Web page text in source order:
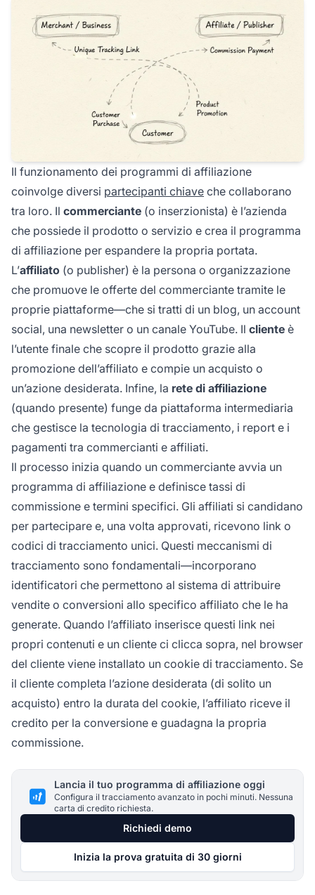
Il funzionamento dei programmi di affiliazione
coinvolge diversi partecipanti chiave che collaborano
tra loro. Il commerciante (o inserzionista) è l’azienda
che possiede il prodotto o servizio e crea il programma
di affiliazione per espandere la propria portata.
L’affiliato (o publisher) è la persona o organizzazione
che promuove le offerte del commerciante tramite le
proprie piattaforme—che si tratti di un blog, un account
social, una newsletter o un canale YouTube. Il cliente è
l’utente finale che scopre il prodotto grazie alla
promozione dell’affiliato e compie un acquisto o
un’azione desiderata. Infine, la rete di affiliazione
(quando presente) funge da piattaforma intermediaria
che gestisce la tecnologia di tracciamento, i report e i
pagamenti tra commercianti e affiliati.
Il processo inizia quando un commerciante avvia un
programma di affiliazione e definisce tassi di
commissione e termini specifici. Gli affiliati si candidano
per partecipare e, una volta approvati, ricevono link o
codici di tracciamento unici. Questi meccanismi di
tracciamento sono fondamentali—incorporano
identificatori che permettono al sistema di attribuire
vendite o conversioni allo specifico affiliato che le ha
generate. Quando l’affiliato inserisce questi link nei
propri contenuti e un cliente ci clicca sopra, nel browser
del cliente viene installato un cookie di tracciamento. Se
il cliente completa l’azione desiderata (di solito un
acquisto) entro la durata del cookie, l’affiliato riceve il
credito per la conversione e guadagna la propria
commissione.
Lancia il tuo programma di affiliazione oggi
Configura il tracciamento avanzato in pochi minuti. Nessuna
carta di credito richiesta.
Richiedi demo
Inizia la prova gratuita di 30 giorni